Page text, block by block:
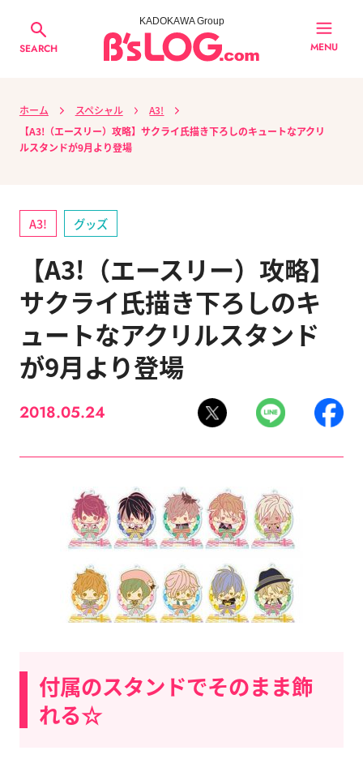
SEARCH
KADOKAWA Group
MENU
ホーム スペシャル
A3!
【A3!（エースリー）攻略】サクライ氏描き下ろしのキュートなアクリ
ルスタンドが9月より登場
A3! グッズ
【A3!（エースリー）攻略】
サクライ氏描き下ろしのキ
ュートなアクリルスタンド
が9月より登場
2018.05.24
付属のスタンドでそのまま飾
れる☆